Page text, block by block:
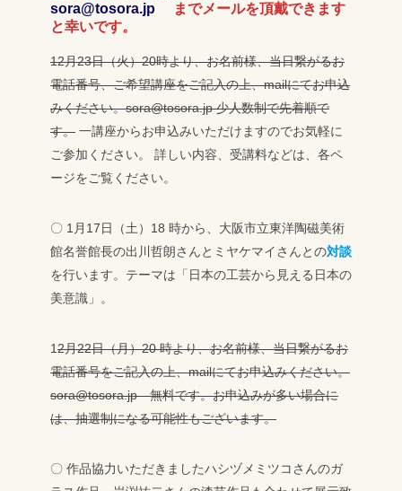
sora@tosora.jp までメールを頂戴できます
と幸いです。
12月23日（火）20時より、お名前様、当日繋がるお
電話番号、ご希望講座をご記入の上、mailにてお申込
みください。sora@tosora.jp少人数制で先着順で
す。 一講座からお申込みいただけますのでお気軽に
ご参加ください。
詳しい内容、受講料などは、各ペ
ージをご覧ください。
〇 1月17日（土）18 時から、大阪市立東洋陶磁美術
館名誉館長の出川哲朗さんとミヤケマイさんとの対談
を行います。テーマは「日本の工芸から見える日本の
美意識」。
12月22日（月）20 時より、お名前様、当日繋がるお
電話番号をご記入の上、mailにてお申込みください。
sora@tosora.jp無料です。お申込みが多い場合に
は、抽選制になる可能性もございます。
〇 作品協力いただきましたハシヅメミツコさんのガ